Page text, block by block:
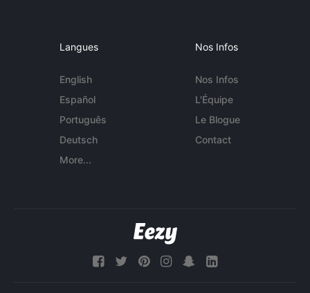
Langues
English
Español
Português
Deutsch
More...
Nos Infos
Nos Infos
L'Équipe
Le Blogue
Contact